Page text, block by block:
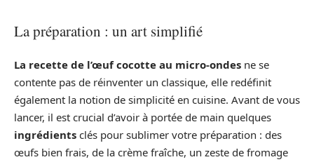
La préparation : un art simplifié
La recette de l’œuf cocotte au micro-ondes ne se
contente pas de réinventer un classique, elle redéfinit
également la notion de simplicité en cuisine. Avant de vous
lancer, il est crucial d’avoir à portée de main quelques
ingrédients clés pour sublimer votre préparation : des
œufs bien frais, de la crème fraîche, un zeste de fromage